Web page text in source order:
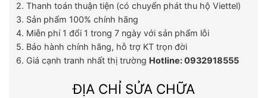
2. Thanh toán thuận tiện (có chuyển phát thu hộ Viettel)
3. Sản phẩm 100% chính hãng
4. Miễn phí 1 đổi 1 trong 7 ngày với sản phẩm lỗi
5. Bảo hành chính hãng, hỗ trợ KT trọn đời
6. Giá cạnh tranh nhất thị trường Hotline: 0932918555
ĐỊA CHỈ SỬA CHỮA